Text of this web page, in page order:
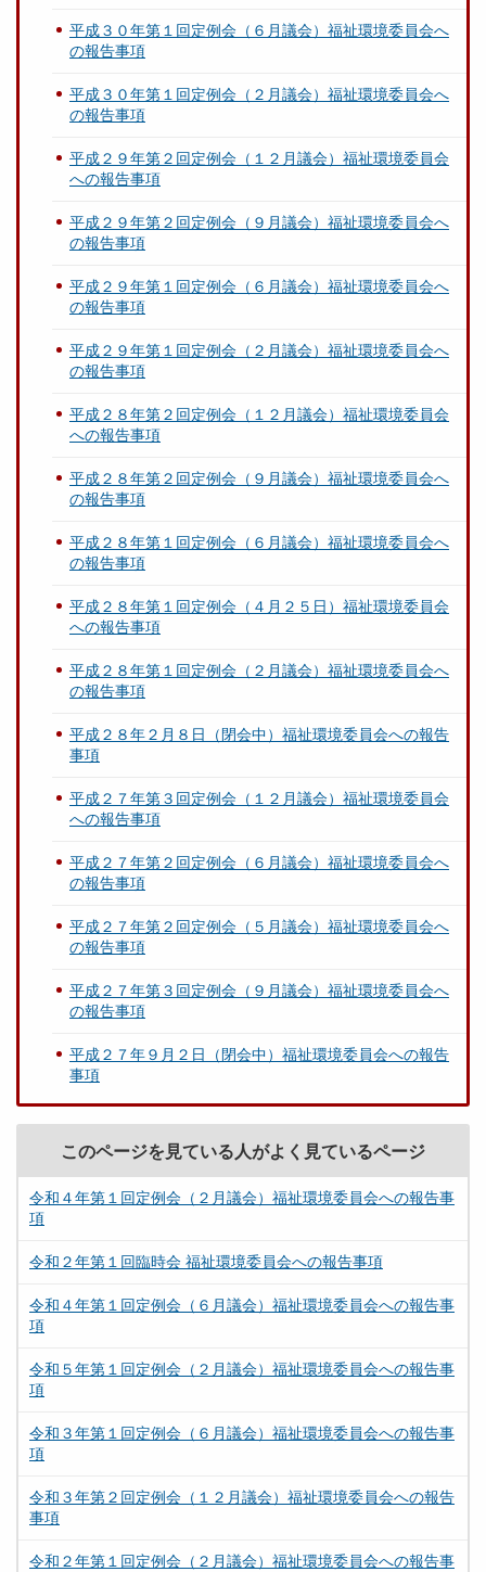
平成３０年第１回定例会（６月議会）福祉環境委員会へ
の報告事項
平成３０年第１回定例会（２月議会）福祉環境委員会へ
の報告事項
平成２９年第２回定例会（１２月議会）福祉環境委員会
への報告事項
平成２９年第２回定例会（９月議会）福祉環境委員会へ
の報告事項
平成２９年第１回定例会（６月議会）福祉環境委員会へ
の報告事項
平成２９年第１回定例会（２月議会）福祉環境委員会へ
の報告事項
平成２８年第２回定例会（１２月議会）福祉環境委員会
への報告事項
平成２８年第２回定例会（９月議会）福祉環境委員会へ
の報告事項
平成２８年第１回定例会（６月議会）福祉環境委員会へ
の報告事項
平成２８年第１回定例会（４月２５日）福祉環境委員会
への報告事項
平成２８年第１回定例会（２月議会）福祉環境委員会へ
の報告事項
平成２８年２月８日（閉会中）福祉環境委員会への報告
事項
平成２７年第３回定例会（１２月議会）福祉環境委員会
への報告事項
平成２７年第２回定例会（６月議会）福祉環境委員会へ
の報告事項
平成２７年第２回定例会（５月議会）福祉環境委員会へ
の報告事項
平成２７年第３回定例会（９月議会）福祉環境委員会へ
の報告事項
平成２７年９月２日（閉会中）福祉環境委員会への報告
事項
このページを見ている人がよく見ているページ
令和４年第１回定例会（２月議会）福祉環境委員会への報告事
項
令和２年第１回臨時会 福祉環境委員会への報告事項
令和４年第１回定例会（６月議会）福祉環境委員会への報告事
項
令和５年第１回定例会（２月議会）福祉環境委員会への報告事
項
令和３年第１回定例会（６月議会）福祉環境委員会への報告事
項
令和３年第２回定例会（１２月議会）福祉環境委員会への報告
事項
令和２年第１回定例会（２月議会）福祉環境委員会への報告事